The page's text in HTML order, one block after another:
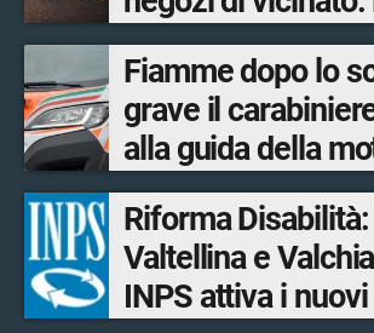
su più fronti
comunale per
servizi ai residenti
opportunità ai
Fiamme dopo lo
grave il
alla guida della
salvarlo un
servizio
Riforma
Valtellina e
INPS attiva i